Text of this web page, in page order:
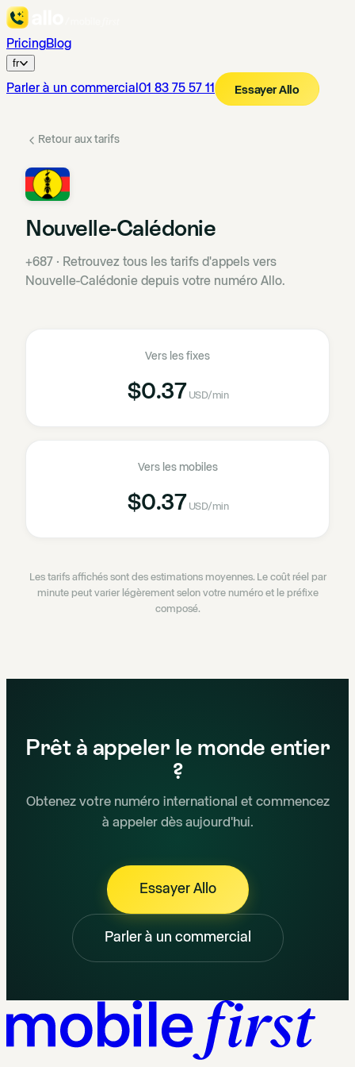
PricingBlog
fr
Parler à un commercial 01 83 75 57 11 Essayer Allo
Retour aux tarifs
Nouvelle-Calédonie
+687 · Retrouvez tous les tarifs d'appels vers
Nouvelle-Calédonie depuis votre numéro Allo.
Vers les fixes
$0.37 USD/min
Vers les mobiles
$0.37 USD/min
Les tarifs affichés sont des estimations moyennes. Le coût réel par
minute peut varier légèrement selon votre numéro et le préfixe
composé.
Prêt à appeler le monde entier
?
Obtenez votre numéro international et commencez
à appeler dès aujourd'hui.
Essayer Allo
Parler à un commercial